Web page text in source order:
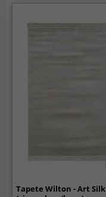
Tapete Wilton - Art Silk